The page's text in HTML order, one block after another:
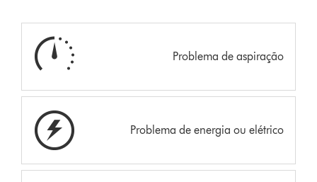
Problema de aspiração
Problema de energia ou elétrico